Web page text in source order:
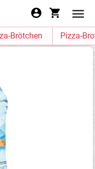
Brötchen Pizza-